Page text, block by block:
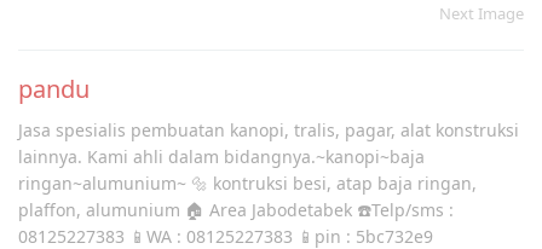
Next Image
pandu
Jasa spesialis pembuatan kanopi, tralis, pagar, alat konstruksi
lainnya. Kami ahli dalam bidangnya.~kanopi~baja
ringan~alumunium~ 🔩 kontruksi besi, atap baja ringan,
plaffon, alumunium 🏠 Area Jabodetabek ☎️Telp/sms :
08125227383 📱WA : 08125227383 📱pin : 5bc732e9